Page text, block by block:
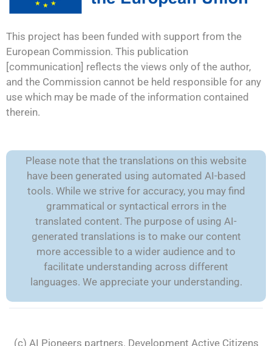
This project has been funded with support from the
European Commission. This publication
[communication] reflects the views only of the author,
and the Commission cannot be held responsible for any
use which may be made of the information contained
therein.
Please note that the translations on this website
have been generated using automated AI-based
tools. While we strive for accuracy, you may find
grammatical or syntactical errors in the
translated content. The purpose of using AI-
generated translations is to make our content
more accessible to a wider audience and to
facilitate understanding across different
languages. We appreciate your understanding.
(c) AI Pioneers partners. Development Active Citizens